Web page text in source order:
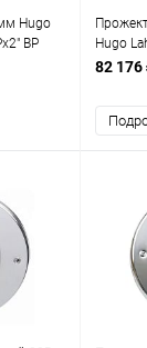
Hugo
ВР
Hugo
RGBW
82 176